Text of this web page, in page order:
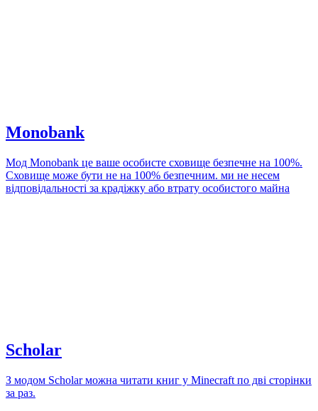
Monobank
Мод Monobank це ваше особисте сховище безпечне на 100%.
Сховище може бути не на 100% безпечним. ми не несем
відповідальності за крадіжку або втрату особистого майна
Scholar
З модом Scholar можна читати книг у Minecraft по дві сторінки
за раз.